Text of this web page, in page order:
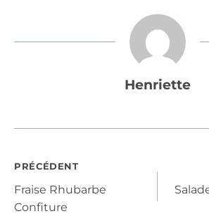
Henriette
Navigation
de
PRÉCÉDENT
Fraise Rhubarbe
Confiture